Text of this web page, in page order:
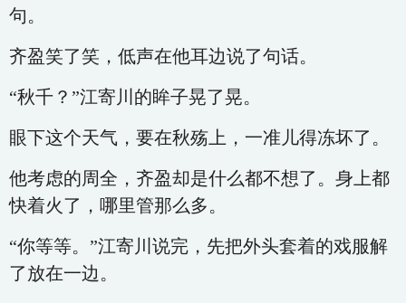
句。
齐盈笑了笑，低声在他耳边说了句话。
“秋千？”江寄川的眸子晃了晃。
眼下这个天气，要在秋殇上，一准儿得冻坏了。
他考虑的周全，齐盈却是什么都不想了。身上都
快着火了，哪里管那么多。
“你等等。”江寄川说完，先把外头套着的戏服解
了放在一边。